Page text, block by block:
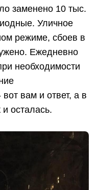
заменено 10 тыс.
Уличное
режиме, сбоев в
Ежедневно
необходимости
вам и ответ, а в
осталась.